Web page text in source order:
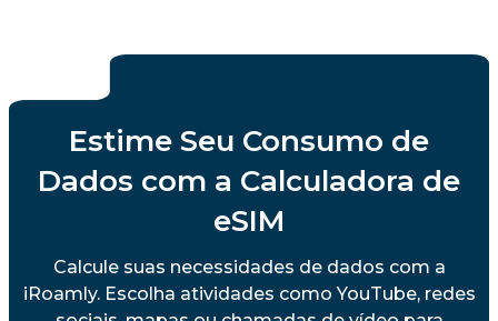
Estime Seu Consumo de
Dados com a Calculadora de
eSIM
Calcule suas necessidades de dados com a
iRoamly. Escolha atividades como YouTube, redes